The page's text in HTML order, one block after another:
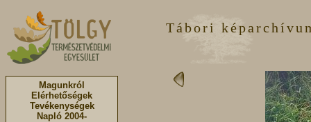
Magunkról
Elérhetőségek
Tevékenységek
Napló 2004-
Tábori